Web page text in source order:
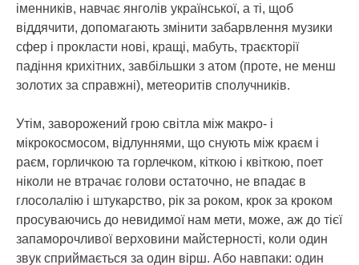
іменників, навчає янголів української, а ті, щоб
віддячити, допомагають змінити забарвлення музики
сфер і прокласти нові, кращі, мабуть, траєкторії
падіння крихітних, завбільшки з атом (проте, не менш
золотих за справжні), метеоритів сполучників.
Утім, заворожений грою світла між макро- і
мікрокосмосом, відлуннями, що снують між краєм і
раєм, горличкою та горлечком, кіткою і квіткою, поет
ніколи не втрачає голови остаточно, не впадає в
глосолалію і штукарство, рік за роком, крок за кроком
просуваючись до невидимої нам мети, може, аж до тієї
запаморочливої верховини майстерності, коли один
звук сприймається за один вірш. Або навпаки: один